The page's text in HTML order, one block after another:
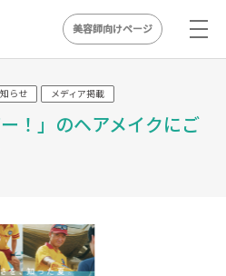
美容師向けページ
らせ メディア掲載
！」のヘアメイクにご